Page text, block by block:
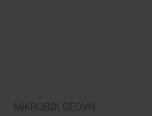
MIKROBØLGEOVN